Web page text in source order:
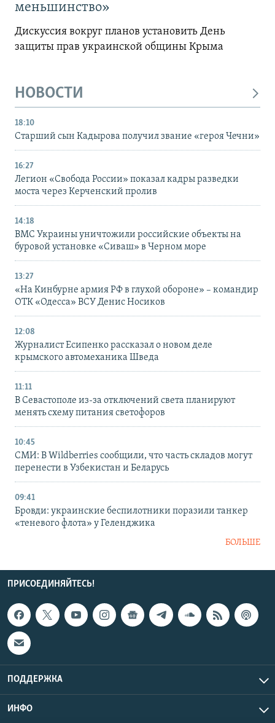
меньшинство»
Дискуссия вокруг планов установить День
защиты прав украинской общины Крыма
НОВОСТИ
18:10
Старший сын Кадырова получил звание «героя Чечни»
16:27
Легион «Свобода России» показал кадры разведки
моста через Керченский пролив
14:18
ВМС Украины уничтожили российские объекты на
буровой установке «Сиваш» в Черном море
13:27
«На Кинбурне армия РФ в глухой обороне» – командир
ОТК «Одесса» ВСУ Денис Носиков
12:08
Журналист Есипенко рассказал о новом деле
крымского автомеханика Шведа
11:11
В Севастополе из-за отключений света планируют
менять схему питания светофоров
10:45
СМИ: В Wildberries сообщили, что часть складов могут
перенести в Узбекистан и Беларусь
09:41
Бровди: украинские беспилотники поразили танкер
«теневого флота» у Геленджика
БОЛЬШЕ
ПРИСОЕДИНЯЙТЕСЬ!
ПОДДЕРЖКА
ИНФО